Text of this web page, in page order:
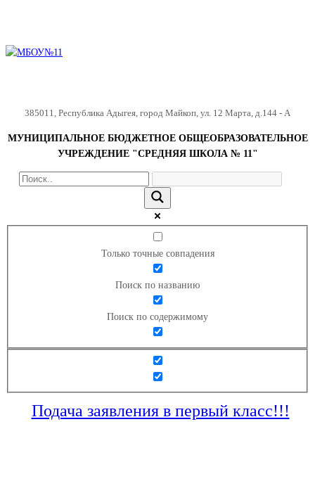
385011, Республика Адыгея, город Майкоп, ул. 12 Марта, д.144 - А
МУНИЦИПАЛЬНОЕ БЮДЖЕТНОЕ ОБЩЕОБРАЗОВАТЕЛЬНОЕ
УЧРЕЖДЕНИЕ "СРЕДНЯЯ ШКОЛА № 11"
Только точные совпадения
Поиск по названию
Поиск по содержимому
Подача заявления в первый класс!!!